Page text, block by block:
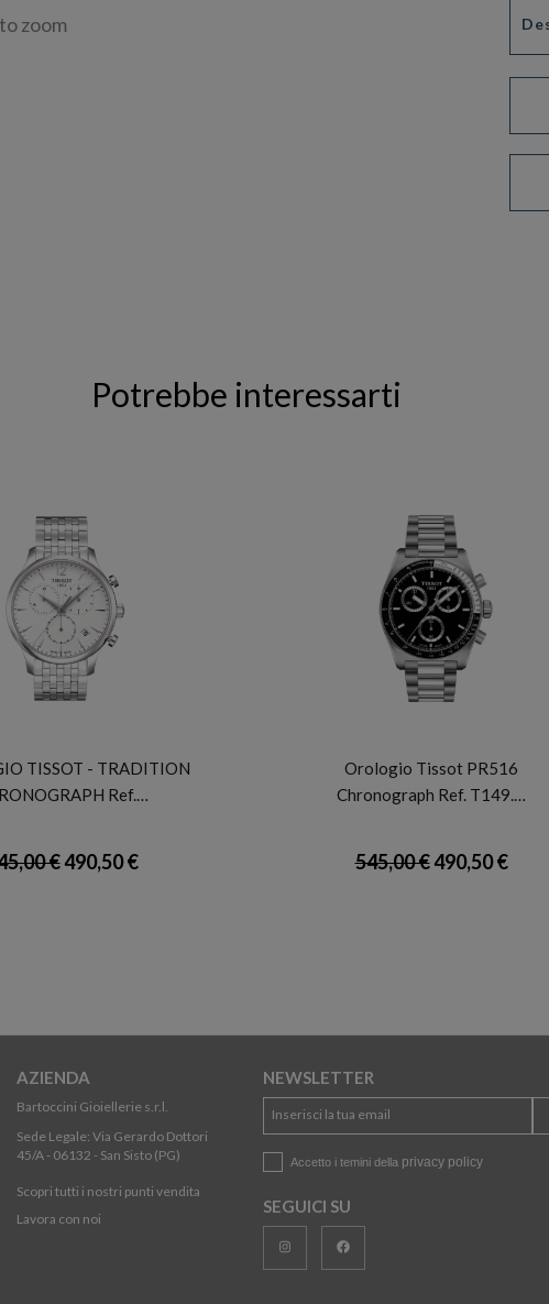
zoom
Potrebbe interessarti
TISSOT - TRADITION
Ref.…
€490,50 €
Orologio Tissot PR516
Chronograph Ref. T149.…
545,00 €490,50 €
AZIENDA
Bartoccini Gioiellerie s.r.l.
Sede Legale: Via Gerardo Dottori
45/A - 06132 - San Sisto (PG)
Scopri tutti i nostri punti vendita
Lavora con noi
NEWSLETTER
Accetto i temini della privacy policy
SEGUICI SU